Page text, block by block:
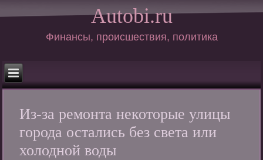
Autobi.ru
Финансы, происшествия, политика
Из-за ремонта некоторые улицы
города остались без света или
холодной воды